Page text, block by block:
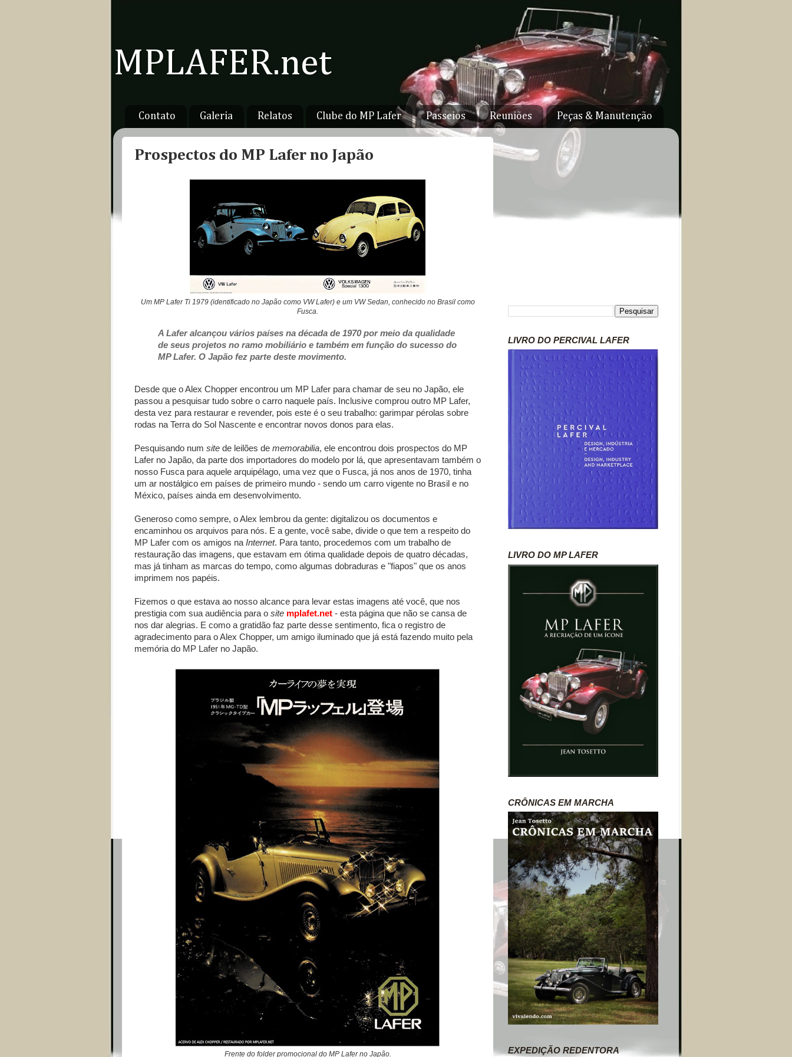
MPLAFER.net
Contato Galeria Relatos Clube do MP Lafer Passeios Reuniões Peças & Manutenção
Prospectos do MP Lafer no Japão
Um MP Lafer Ti 1979 (identificado no Japão como VW Lafer) e um VW Sedan, conhecido no Brasil como
Fusca.
A Lafer alcançou vários países na década de 1970 por meio da qualidade
de seus projetos no ramo mobiliário e também em função do sucesso do
MP Lafer. O Japão fez parte deste movimento.
Desde que o Alex Chopper encontrou um MP Lafer para chamar de seu no Japão, ele
passou a pesquisar tudo sobre o carro naquele país. Inclusive comprou outro MP Lafer,
desta vez para restaurar e revender, pois este é o seu trabalho: garimpar pérolas sobre
rodas na Terra do Sol Nascente e encontrar novos donos para elas.
Pesquisando num site de leilões de memorabilia, ele encontrou dois prospectos do MP
Lafer no Japão, da parte dos importadores do modelo por lá, que apresentavam também o
nosso Fusca para aquele arquipélago, uma vez que o Fusca, já nos anos de 1970, tinha
um ar nostálgico em países de primeiro mundo - sendo um carro vigente no Brasil e no
México, países ainda em desenvolvimento.
Generoso como sempre, o Alex lembrou da gente: digitalizou os documentos e
encaminhou os arquivos para nós. E a gente, você sabe, divide o que tem a respeito do
MP Lafer com os amigos na Internet. Para tanto, procedemos com um trabalho de
restauração das imagens, que estavam em ótima qualidade depois de quatro décadas,
mas já tinham as marcas do tempo, como algumas dobraduras e "fiapos" que os anos
imprimem nos papéis.
Fizemos o que estava ao nosso alcance para levar estas imagens até você, que nos
prestigia com sua audiência para o site mplafet.net - esta página que não se cansa de
nos dar alegrias. E como a gratidão faz parte desse sentimento, fica o registro de
agradecimento para o Alex Chopper, um amigo iluminado que já está fazendo muito pela
memória do MP Lafer no Japão.
Frente do folder promocional do MP Lafer no Japão.
LIVRO DO PERCIVAL LAFER
LIVRO DO MP LAFER
CRÔNICAS EM MARCHA
EXPEDIÇÃO REDENTORA